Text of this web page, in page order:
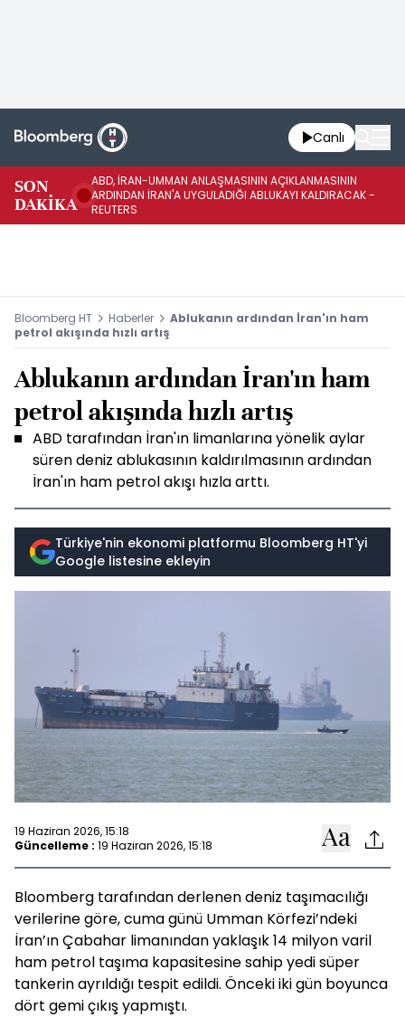
Canlı
SON
DAKİKA
ABD, İRAN-UMMAN ANLAŞMASININ AÇIKLANMASININ
ARDINDAN İRAN'A UYGULADIĞI ABLUKAYI KALDIRACAK -
REUTERS
Bloomberg HT Haberler
Ablukanın ardından İran'ın ham
petrol akışında hızlı artış
Ablukanın ardından İran'ın ham
petrol akışında hızlı artış
ABD tarafından İran'ın limanlarına yönelik aylar
süren deniz ablukasının kaldırılmasının ardından
İran'ın ham petrol akışı hızla arttı.
Türkiye'nin ekonomi platformu Bloomberg HT'yi
Google listesine ekleyin
19 Haziran 2026, 15:18
Güncelleme : 19 Haziran 2026, 15:18
Bloomberg tarafından derlenen deniz taşımacılığı
verilerine göre, cuma günü Umman Körfezi’ndeki
İran’ın Çabahar limanından yaklaşık 14 milyon varil
ham petrol taşıma kapasitesine sahip yedi süper
tankerin ayrıldığı tespit edildi. Önceki iki gün boyunca
dört gemi çıkış yapmıştı.